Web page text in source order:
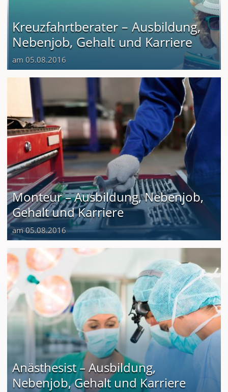
Kreuzfahrtberater – Ausbildung,
Nebenjob, Gehalt und Karriere
am 05.08.2016
Monteur – Ausbildung, Nebenjob,
Gehalt und Karriere
am 05.08.2016
Anästhesist – Ausbildung,
Nebenjob, Gehalt und Karriere